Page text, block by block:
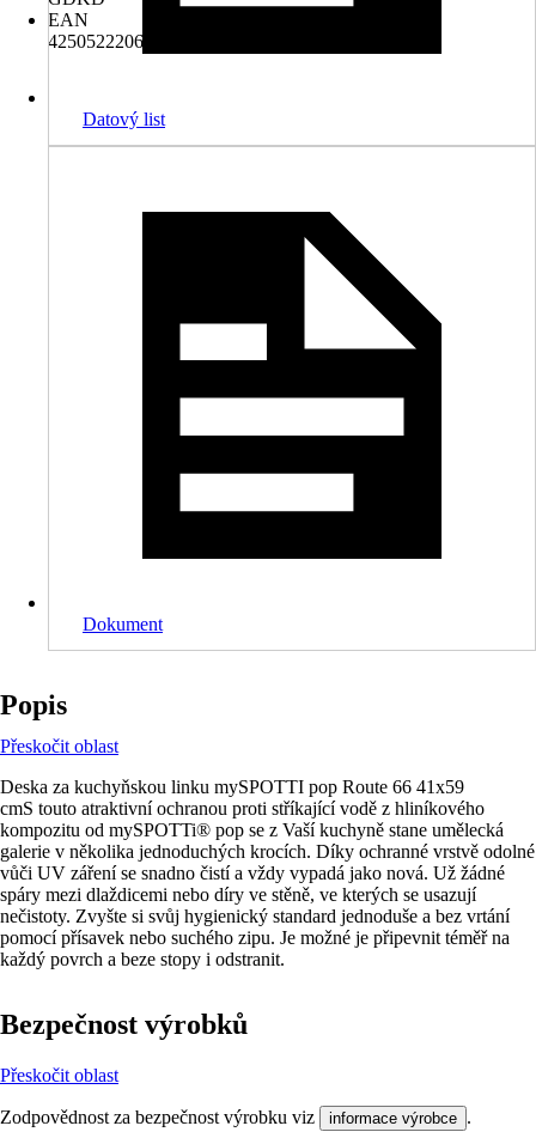
EAN
4250522206169
Datový list
Dokument
Popis
Přeskočit oblast
Deska za kuchyňskou linku mySPOTTI pop Route 66 41x59
cmS touto atraktivní ochranou proti stříkající vodě z hliníkového
kompozitu od mySPOTTi® pop se z Vaší kuchyně stane umělecká
galerie v několika jednoduchých krocích. Díky ochranné vrstvě odolné
vůči UV záření se snadno čistí a vždy vypadá jako nová. Už žádné
spáry mezi dlaždicemi nebo díry ve stěně, ve kterých se usazují
nečistoty. Zvyšte si svůj hygienický standard jednoduše a bez vrtání
pomocí přísavek nebo suchého zipu. Je možné je připevnit téměř na
každý povrch a beze stopy i odstranit.
Bezpečnost výrobků
Přeskočit oblast
Zodpovědnost za bezpečnost výrobku viz informace výrobce .